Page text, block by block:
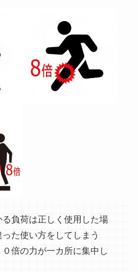
負荷は正しく使用した場
た使い方をしてしまう
倍の力が一カ所に集中し